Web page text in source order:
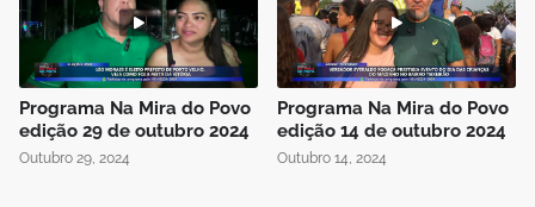
Programa Na Mira do Povo
edição 29 de outubro 2024
Outubro 29, 2024
Programa Na Mira do Povo
edição 14 de outubro 2024
Outubro 14, 2024